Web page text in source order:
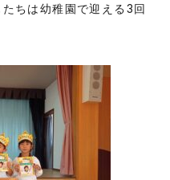
ちは幼稚園で迎える3回